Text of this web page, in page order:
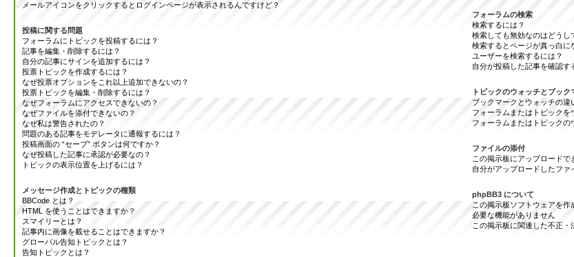
メールアイコンをクリックするとログインページが表示されるんですけど？
投稿に関する問題
フォーラムにトピックを投稿するには？
記事を編集・削除するには？
自分の記事にサインを追加するには？
投票トピックを作成するには？
なぜ投票オプションをこれ以上追加できないの？
投票トピックを編集・削除するには？
なぜフォーラムにアクセスできないの？
なぜファイルを添付できないの？
なぜ私は警告されたの？
問題のある記事をモデレータに通報するには？
投稿画面の “セーブ” ボタンは何ですか？
なぜ投稿した記事に承認が必要なの？
トピックの表示位置を上げるには？
メッセージ作成とトピックの種類
BBCode とは？
HTML を使うことはできますか？
スマイリーとは？
記事内に画像を載せることはできますか？
グローバル告知トピックとは？
告知トピックとは？
フォーラムの検索
検索するには？
検索しても無効なのはどうし
検索するとページが真っ白に
ユーザーを検索するには？
自分が投稿した記事を確認す
トピックのウォッチとブック
ブックマークとウォッチの違
フォーラムまたはトピックを
フォーラムまたはトピックの
ファイルの添付
この掲示板にアップロードで
自分がアップロードしたファ
phpBB3 について
この掲示板ソフトウェアを作
必要な機能がありません
この掲示板に関連した不正